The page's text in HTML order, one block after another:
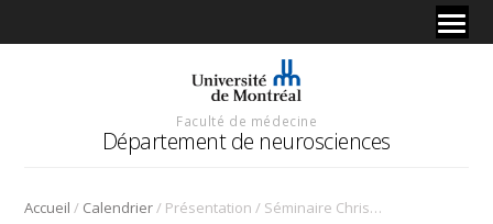
Faculté de médecine
Département de neurosciences
Accueil / Calendrier/ Présentation / Séminaire Christian Casanova